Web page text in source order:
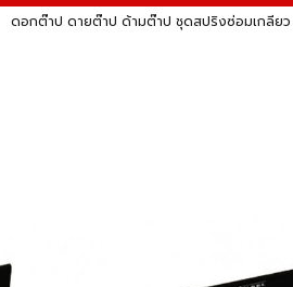
ดอกต๊าป ดายต๊าป ด้ามต๊าป ชุดสปริงซ่อมเกลียว